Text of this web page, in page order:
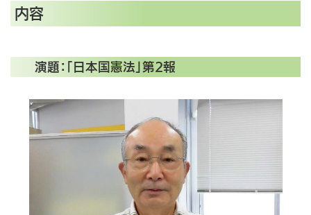
内容
演題：「日本国憲法」第2報